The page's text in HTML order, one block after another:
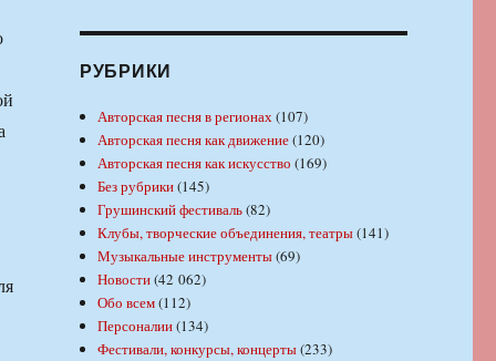
РУБРИКИ
Авторская песня в регионах(107)
Авторская песня как движение(120)
Авторская песня как искусство (169)
Без рубрики(145)
Грушинский фестиваль(82)
Клубы, творческие объединения, театры(141)
Музыкальные инструменты(69)
Новости(42 062)
Обо всем(112)
Персоналии(134)
Фестивали, конкурсы, концерты(233)